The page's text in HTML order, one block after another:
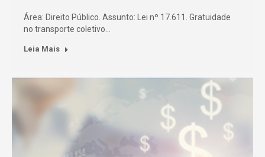
Área: Direito Público. Assunto: Lei nº 17.611. Gratuidade
no transporte coletivo…
Leia Mais